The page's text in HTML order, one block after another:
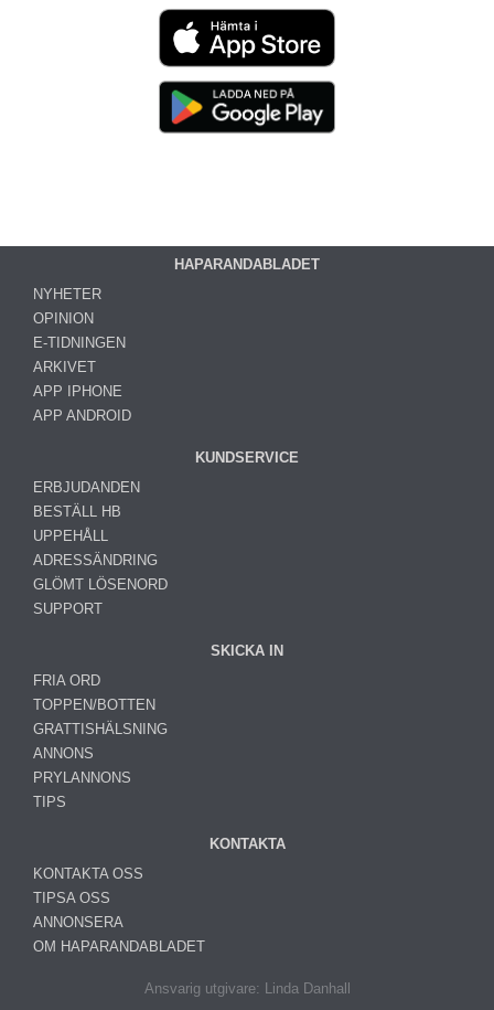
HAPARANDABLADET
NYHETER
OPINION
E-TIDNINGEN
ARKIVET
APP IPHONE
APP ANDROID
KUNDSERVICE
ERBJUDANDEN
BESTÄLL HB
UPPEHÅLL
ADRESSÄNDRING
GLÖMT LÖSENORD
SUPPORT
SKICKA IN
FRIA ORD
TOPPEN/BOTTEN
GRATTISHÄLSNING
ANNONS
PRYLANNONS
TIPS
KONTAKTA
KONTAKTA OSS
TIPSA OSS
ANNONSERA
OM HAPARANDABLADET
Ansvarig utgivare: Linda Danhall